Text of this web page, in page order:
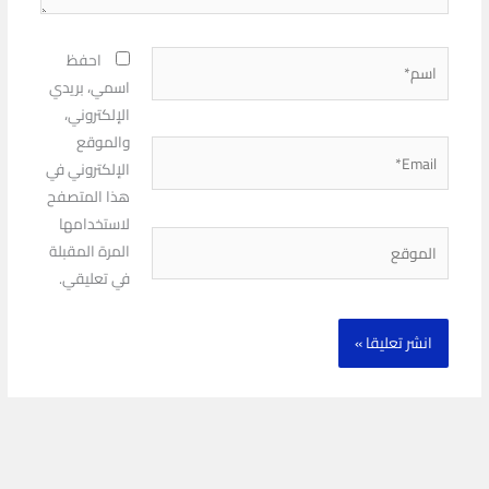
احفظ
اسمي، بريدي
الإلكتروني،
والموقع
الإلكتروني في
هذا المتصفح
لاستخدامها
المرة المقبلة
في تعليقي.